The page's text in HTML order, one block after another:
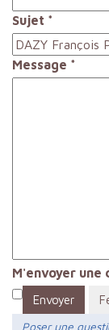
Sujet *
Message *
M'envoyer une
Envoyer
Poser une